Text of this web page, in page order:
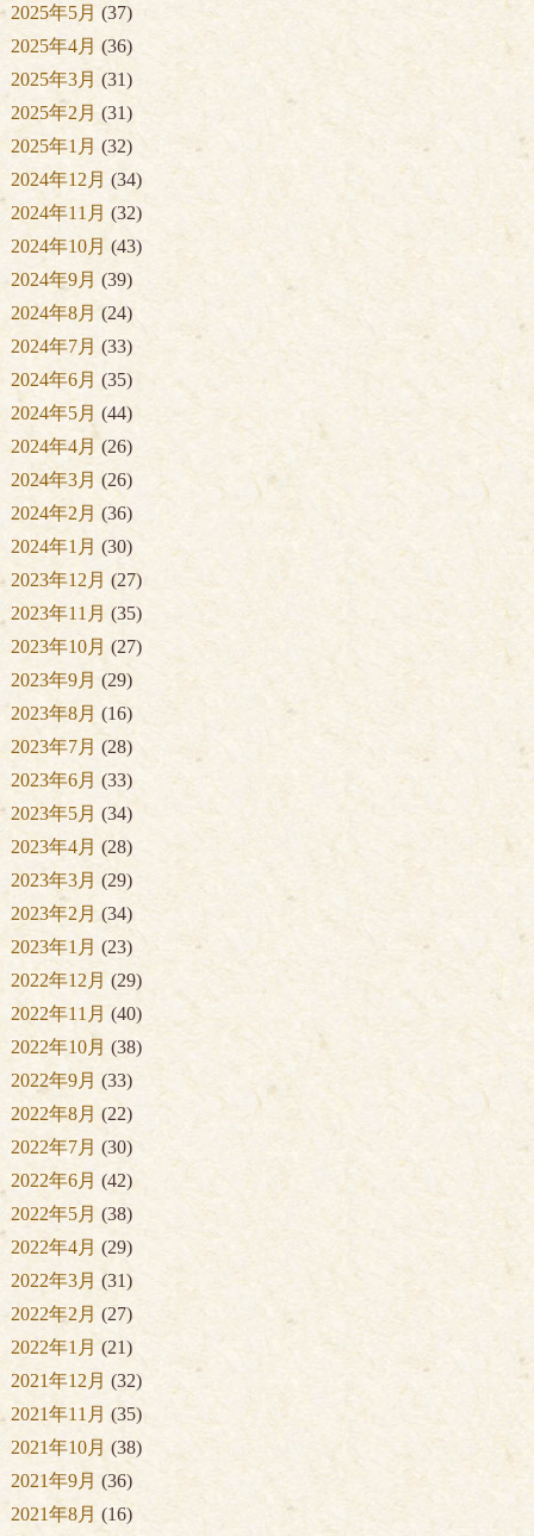
2025年5月 (37)
2025年4月 (36)
2025年3月 (31)
2025年2月 (31)
2025年1月 (32)
2024年12月 (34)
2024年11月 (32)
2024年10月 (43)
2024年9月 (39)
2024年8月 (24)
2024年7月 (33)
2024年6月 (35)
2024年5月 (44)
2024年4月 (26)
2024年3月 (26)
2024年2月 (36)
2024年1月 (30)
2023年12月 (27)
2023年11月 (35)
2023年10月 (27)
2023年9月 (29)
2023年8月 (16)
2023年7月 (28)
2023年6月 (33)
2023年5月 (34)
2023年4月 (28)
2023年3月 (29)
2023年2月 (34)
2023年1月 (23)
2022年12月 (29)
2022年11月 (40)
2022年10月 (38)
2022年9月 (33)
2022年8月 (22)
2022年7月 (30)
2022年6月 (42)
2022年5月 (38)
2022年4月 (29)
2022年3月 (31)
2022年2月 (27)
2022年1月 (21)
2021年12月 (32)
2021年11月 (35)
2021年10月 (38)
2021年9月 (36)
2021年8月 (16)